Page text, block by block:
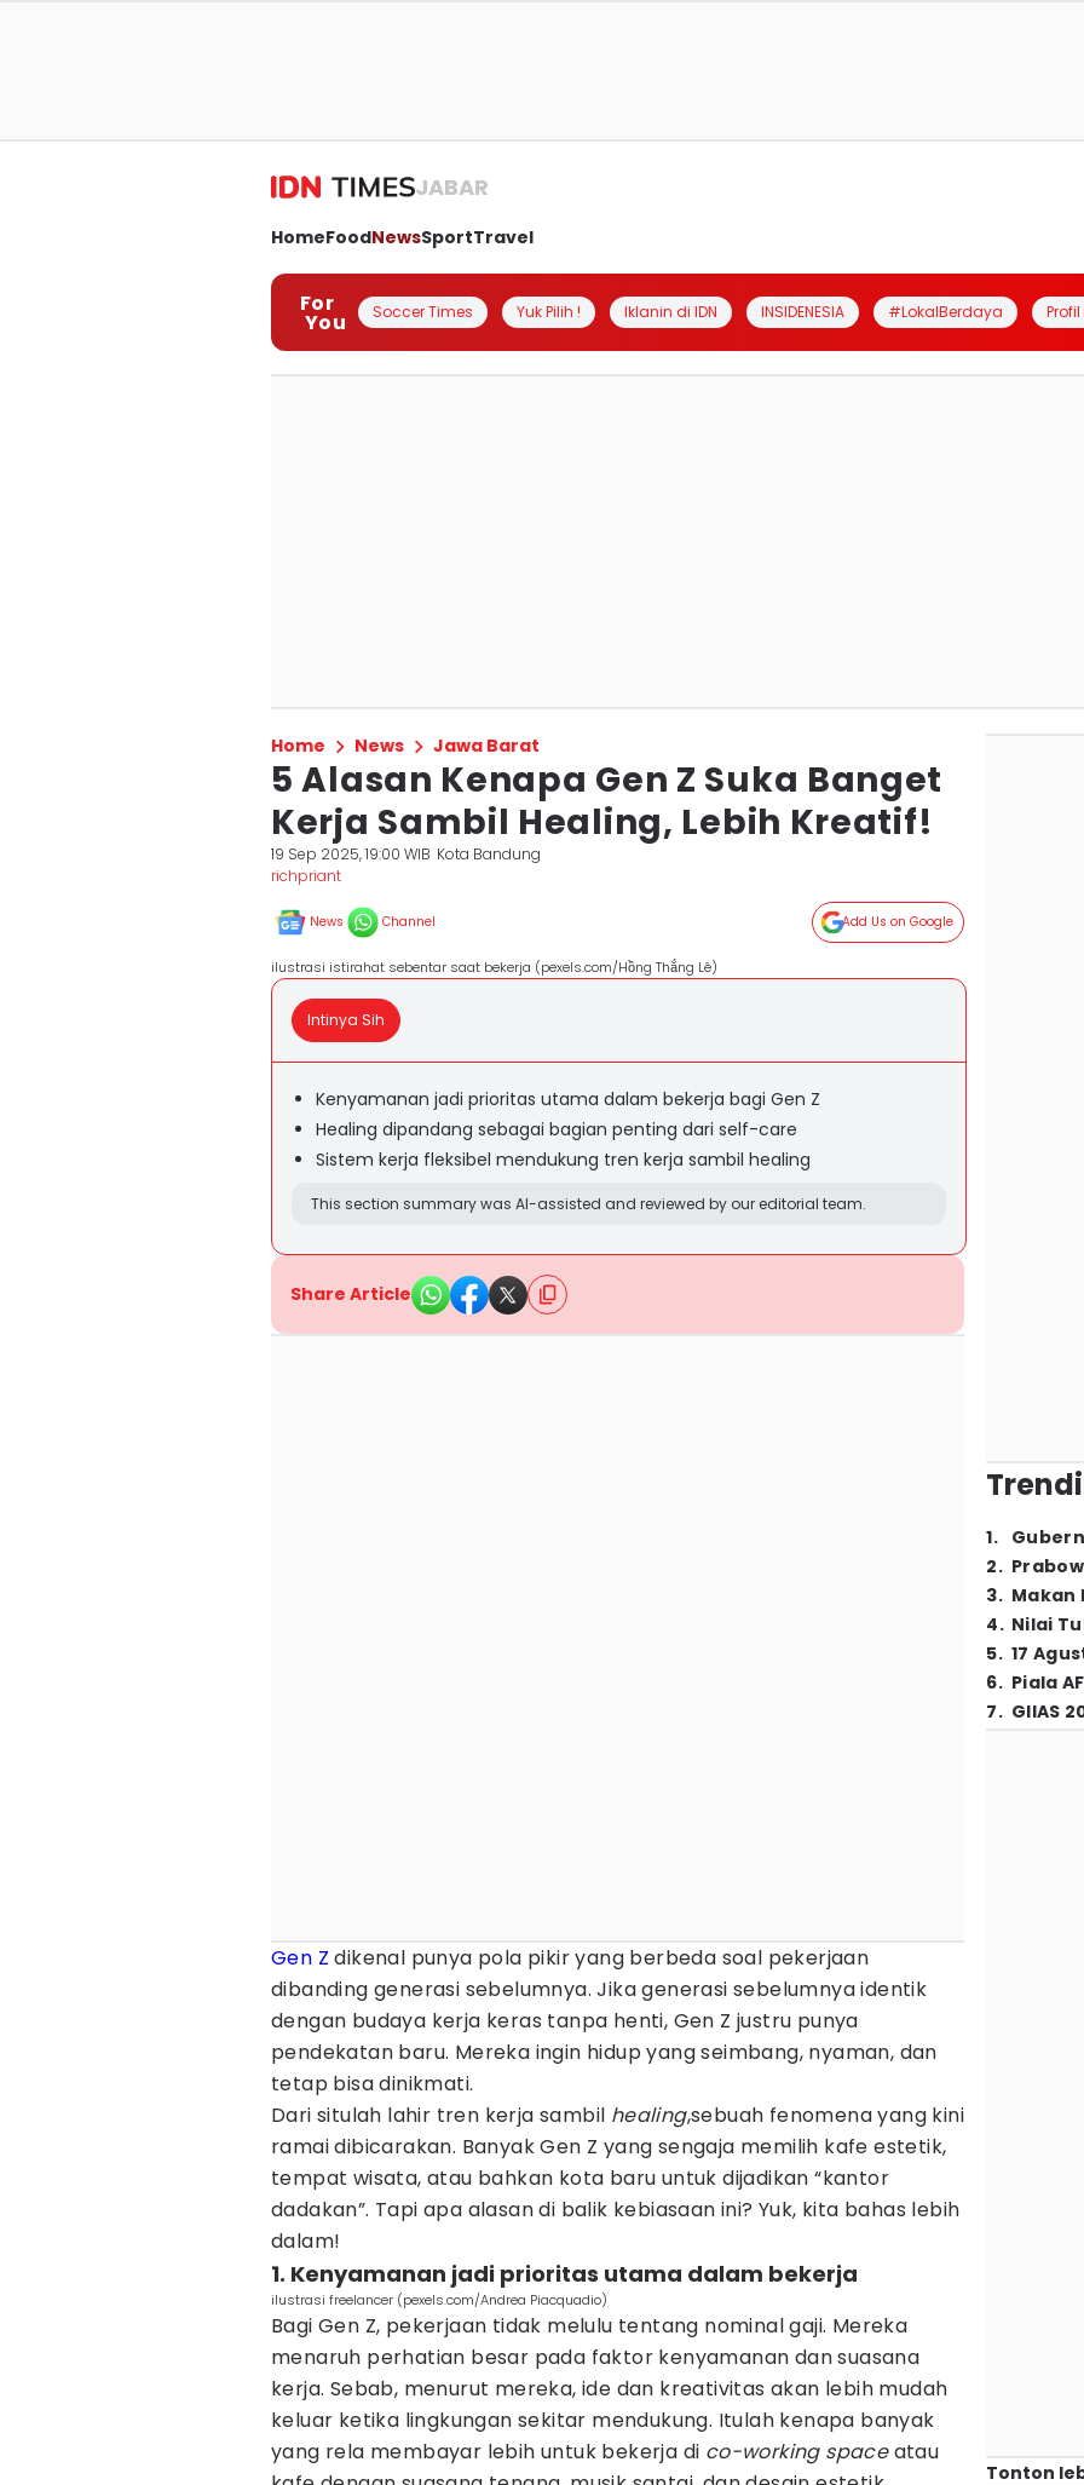
JABAR
HomeFoodNewsSportTravel
For
You Soccer Times Yuk Pilih ! Iklanin di IDN INSIDENESIA #LokalBerdaya
Home News Jawa Barat
5 Alasan Kenapa Gen Z Suka Banget
Kerja Sambil Healing, Lebih Kreatif!
19 Sep 2025, 19:00 WIB Kota Bandung
richpriant
News Channel Add Us on Google
ilustrasi istirahat sebentar saat bekerja (pexels.com/Hồng Thắng Lê)
Intinya Sih
Kenyamanan jadi prioritas utama dalam bekerja bagi Gen Z
Healing dipandang sebagai bagian penting dari self-care
Sistem kerja fleksibel mendukung tren kerja sambil healing
This section summary was AI-assisted and reviewed by our editorial team.
Share Article
Gen Z dikenal punya pola pikir yang berbeda soal pekerjaan
dibanding generasi sebelumnya. Jika generasi sebelumnya identik
dengan budaya kerja keras tanpa henti, Gen Z justru punya
pendekatan baru. Mereka ingin hidup yang seimbang, nyaman, dan
tetap bisa dinikmati.
Dari situlah lahir tren kerja sambil healing,sebuah fenomena yang kini
ramai dibicarakan. Banyak Gen Z yang sengaja memilih kafe estetik,
tempat wisata, atau bahkan kota baru untuk dijadikan “kantor
dadakan”. Tapi apa alasan di balik kebiasaan ini? Yuk, kita bahas lebih
dalam!
1. Kenyamanan jadi prioritas utama dalam bekerja
ilustrasi freelancer (pexels.com/Andrea Piacquadio)
Bagi Gen Z, pekerjaan tidak melulu tentang nominal gaji. Mereka
menaruh perhatian besar pada faktor kenyamanan dan suasana
kerja. Sebab, menurut mereka, ide dan kreativitas akan lebih mudah
keluar ketika lingkungan sekitar mendukung. Itulah kenapa banyak
yang rela membayar lebih untuk bekerja di co-working spaceatau
1.
2.
3. Makan
4. Nilai
5. 17
6. Piala
7. GIIAS
Tonton